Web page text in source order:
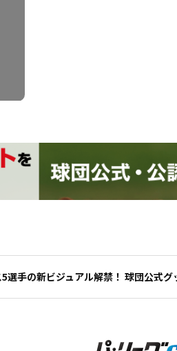
選手の新ビジュアル解禁！ 球団公式グ